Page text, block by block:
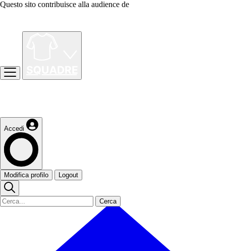
Questo sito contribuisce alla audience de
Accedi
Modifica profilo Logout
Cerca